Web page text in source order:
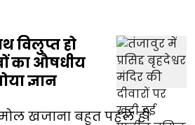
विलुप्त हो
का औषधीय
ज्ञान
खजाना बहुत पहले ही